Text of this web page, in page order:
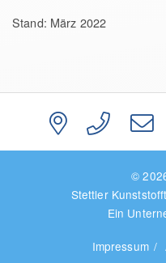
Stand: März 2022
©
Stettler
Ein
Impressum